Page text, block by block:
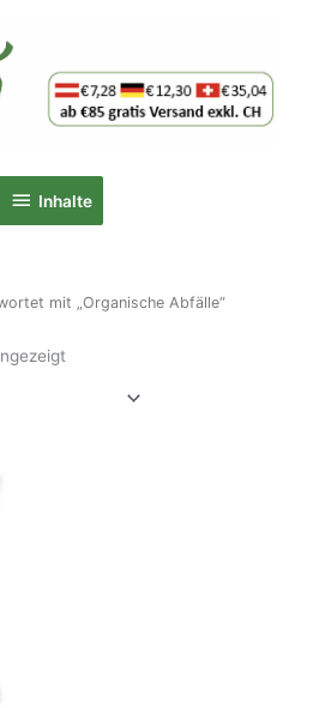
Inhalte
Inhalte
mit „Organische Abfälle“